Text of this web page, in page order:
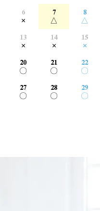
6
×
7
△
8
△
13
×
14
×
15
×
20
〇
21
〇
22
〇
27
〇
28
〇
29
〇